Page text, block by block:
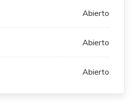
Abierto
Abierto
Abierto